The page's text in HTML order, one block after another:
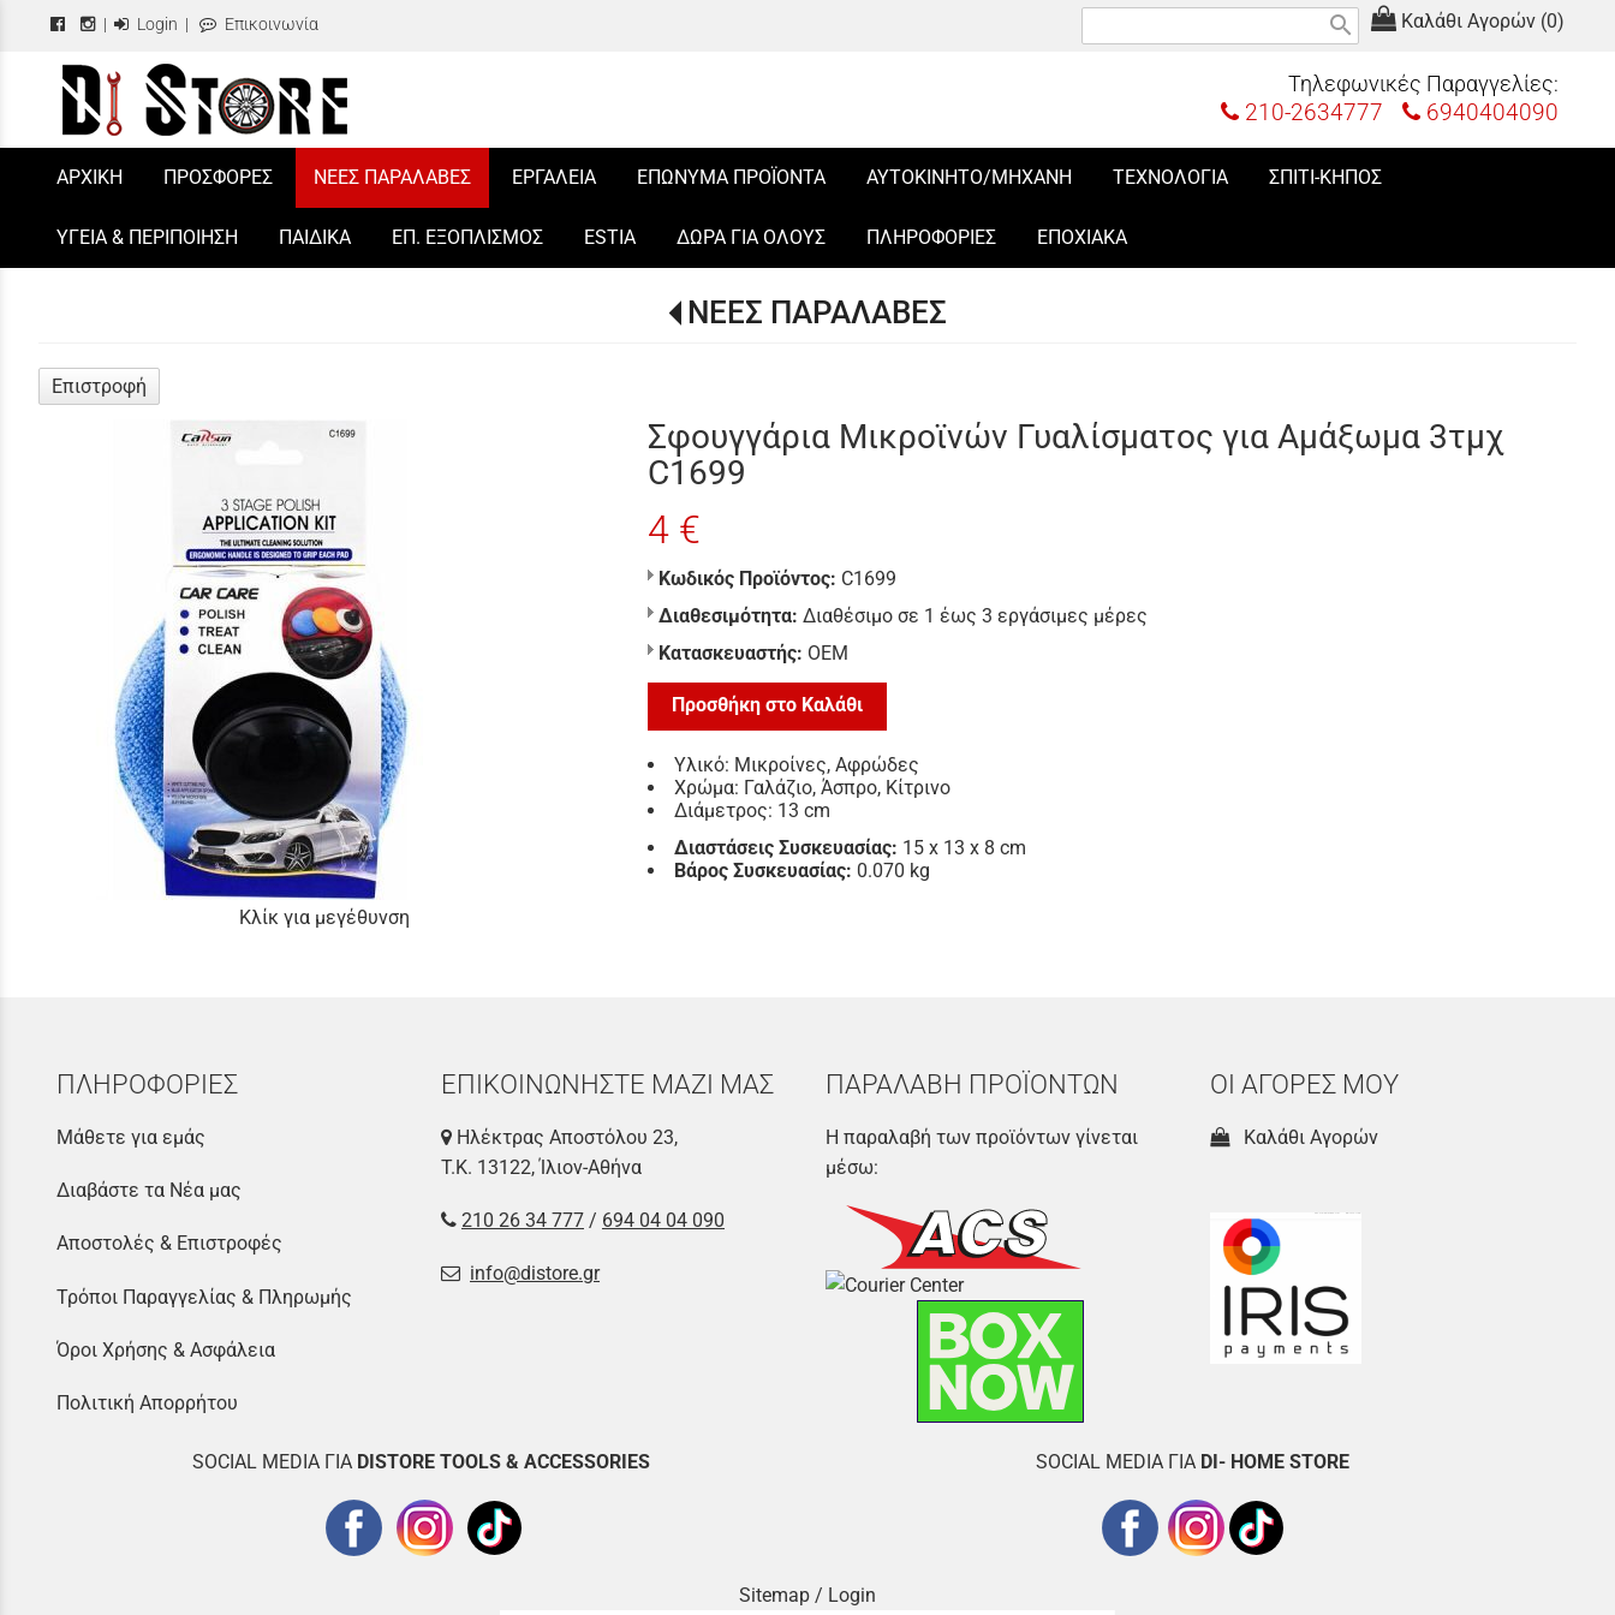
| Login | Επικοινωνία Καλάθι Αγορών (0)
search
Τηλεφωνικές Παραγγελίες:
210-2634777 6940404090
/
ΑΡΧΙΚΗ ΠΡΟΣΦΟΡΕΣ ΝΕΕΣ ΠΑΡΑΛΑΒΕΣ ΕΡΓΑΛΕΙΑ ΕΠΩΝΥΜΑ ΠΡΟΪΟΝΤΑ ΑΥΤΟΚΙΝΗΤΟ/ΜΗΧΑΝΗ ΤΕΧΝΟΛΟΓΙΑ ΣΠΙΤΙ-ΚΗΠΟΣ
ΥΓΕΙΑ & ΠΕΡΙΠΟΙΗΣΗ ΠΑΙΔΙΚΑ ΕΠ. ΕΞΟΠΛΙΣΜΟΣ ESTIA ΔΩΡΑ ΓΙΑ ΟΛΟΥΣ ΠΛΗΡΟΦΟΡΙΕΣ ΕΠΟΧΙΑΚΑ
ΝΕΕΣ ΠΑΡΑΛΑΒΕΣ
Επιστροφή
Κλίκ για μεγέθυνση
Σφουγγάρια Μικροϊνών Γυαλίσματος για Αμάξωμα 3τμχ
C1699
4 €
Κωδικός Προϊόντος: C1699
Διαθεσιμότητα: Διαθέσιμο σε 1 έως 3 εργάσιμες μέρες
Κατασκευαστής: ΟΕΜ
Προσθήκη στο Καλάθι
Υλικό: Μικροίνες, Αφρώδες
Χρώμα: Γαλάζιο, Άσπρο, Κίτρινο
Διάμετρος: 13 cm
Διαστάσεις Συσκευασίας: 15 x 13 x 8 cm
Βάρος Συσκευασίας: 0.070 kg
ΠΛΗΡΟΦΟΡΙΕΣ
Μάθετε για εμάς
Διαβάστε τα Νέα μας
Αποστολές & Επιστροφές
Τρόποι Παραγγελίας & Πληρωμής
Όροι Χρήσης & Ασφάλεια
Πολιτική Απορρήτου
ΕΠΙΚΟΙΝΩΝΗΣΤΕ ΜΑΖΙ ΜΑΣ
Ηλέκτρας Αποστόλου 23,
Τ.Κ. 13122, Ίλιον-Αθήνα
210 26 34 777 / 694 04 04 090
info@distore.gr
ΠΑΡΑΛΑΒΗ ΠΡΟΪΟΝΤΩΝ
Η παραλαβή των προϊόντων γίνεται
μέσω:
ΟΙ ΑΓΟΡΕΣ ΜΟΥ
Καλάθι Αγορών
SOCIAL MEDIA ΓΙΑ DISTORE TOOLS & ACCESSORIES SOCIAL MEDIA ΓΙΑ DI- HOME STORE
Sitemap / Login